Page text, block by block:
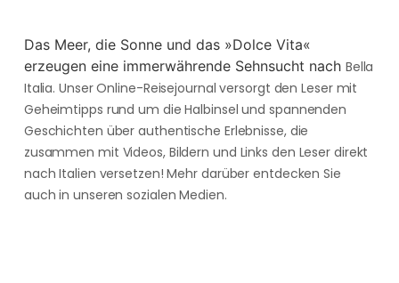
Das Meer, die Sonne und das »Dolce Vita«
erzeugen eine immerwährende Sehnsucht nach Bella
Italia. Unser Online-Reisejournal versorgt den Leser mit
Geheimtipps rund um die Halbinsel und spannenden
Geschichten über authentische Erlebnisse, die
zusammen mit Videos, Bildern und Links den Leser direkt
nach Italien versetzen! Mehr darüber entdecken Sie
auch in unseren sozialen Medien.